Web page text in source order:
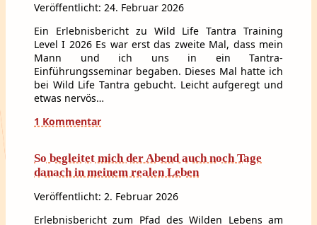
Veröffentlicht: 24. Februar 2026
Ein Erlebnisbericht zu Wild Life Tantra Training
Level I 2026 Es war erst das zweite Mal, dass mein
Mann und ich uns in ein Tantra-
Einführungsseminar begaben. Dieses Mal hatte ich
bei Wild Life Tantra gebucht. Leicht aufgeregt und
etwas nervös…
1 Kommentar
So begleitet mich der Abend auch noch Tage
danach in meinem realen Leben
Veröffentlicht: 2. Februar 2026
Erlebnisbericht zum Pfad des Wilden Lebens am